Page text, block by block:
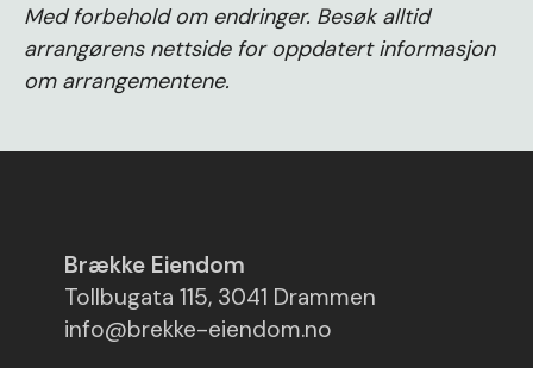
Med forbehold om endringer. Besøk alltid
arrangørens nettside for oppdatert informasjon
om arrangementene.
Brække Eiendom
Tollbugata 115, 3041 Drammen
info@brekke-eiendom.no